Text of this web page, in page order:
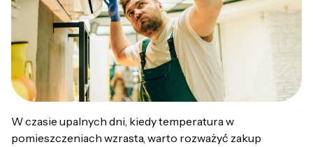
W czasie upalnych dni, kiedy temperatura w
pomieszczeniach wzrasta, warto rozważyć zakup